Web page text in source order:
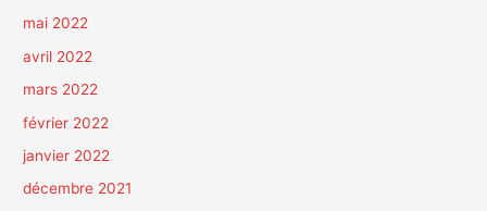
mai 2022
avril 2022
mars 2022
février 2022
janvier 2022
décembre 2021